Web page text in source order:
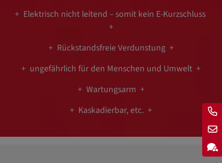
+ Elektrisch nicht leitend – somit kein E-Kurzschluss
+
+ Rückstandsfreie Verdunstung +
+ ungefährlich für den Menschen und Umwelt +
+ Wartungsarm +
+ Kaskadierbar, etc. +